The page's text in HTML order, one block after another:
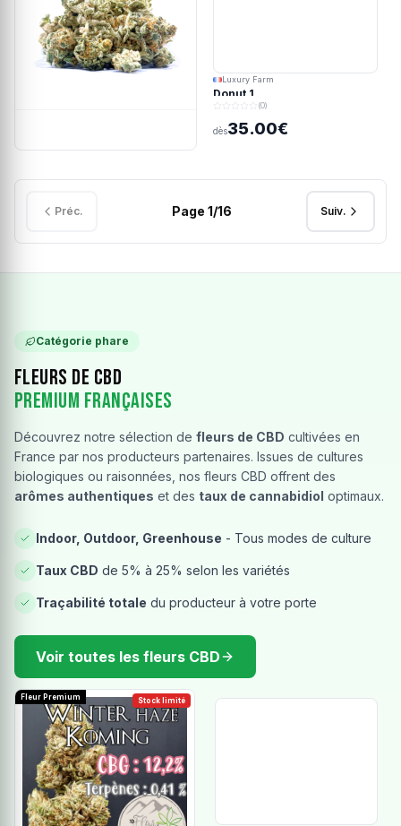
Luxury Farm
Donut 1
(0)
dès35.00€
Préc. Page 1/16 Suiv.
Catégorie phare
Fleurs de CBD
Premium Françaises
Découvrez notre sélection de fleurs de CBD cultivées en
France par nos producteurs partenaires. Issues de cultures
biologiques ou raisonnées, nos fleurs CBD offrent des
arômes authentiques et des taux de cannabidiol optimaux.
Indoor, Outdoor, Greenhouse - Tous modes de culture
Taux CBD de 5% à 25% selon les variétés
Traçabilité totale du producteur à votre porte
Voir toutes les fleurs CBD
Stock limité
Fleur Premium